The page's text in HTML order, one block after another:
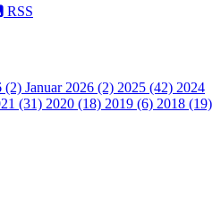
RSS
(2) Januar 2026 (2) 2025 (42) 2024
(31) 2020 (18) 2019 (6) 2018 (19)